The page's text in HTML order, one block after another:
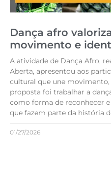
Dança afro
movimento e
A atividade de Dança Afro,
Aberta, apresentou aos
cultural que une
proposta foi trabalhar a
como forma de reconhecer
que fazem parte da história
01/27/2026